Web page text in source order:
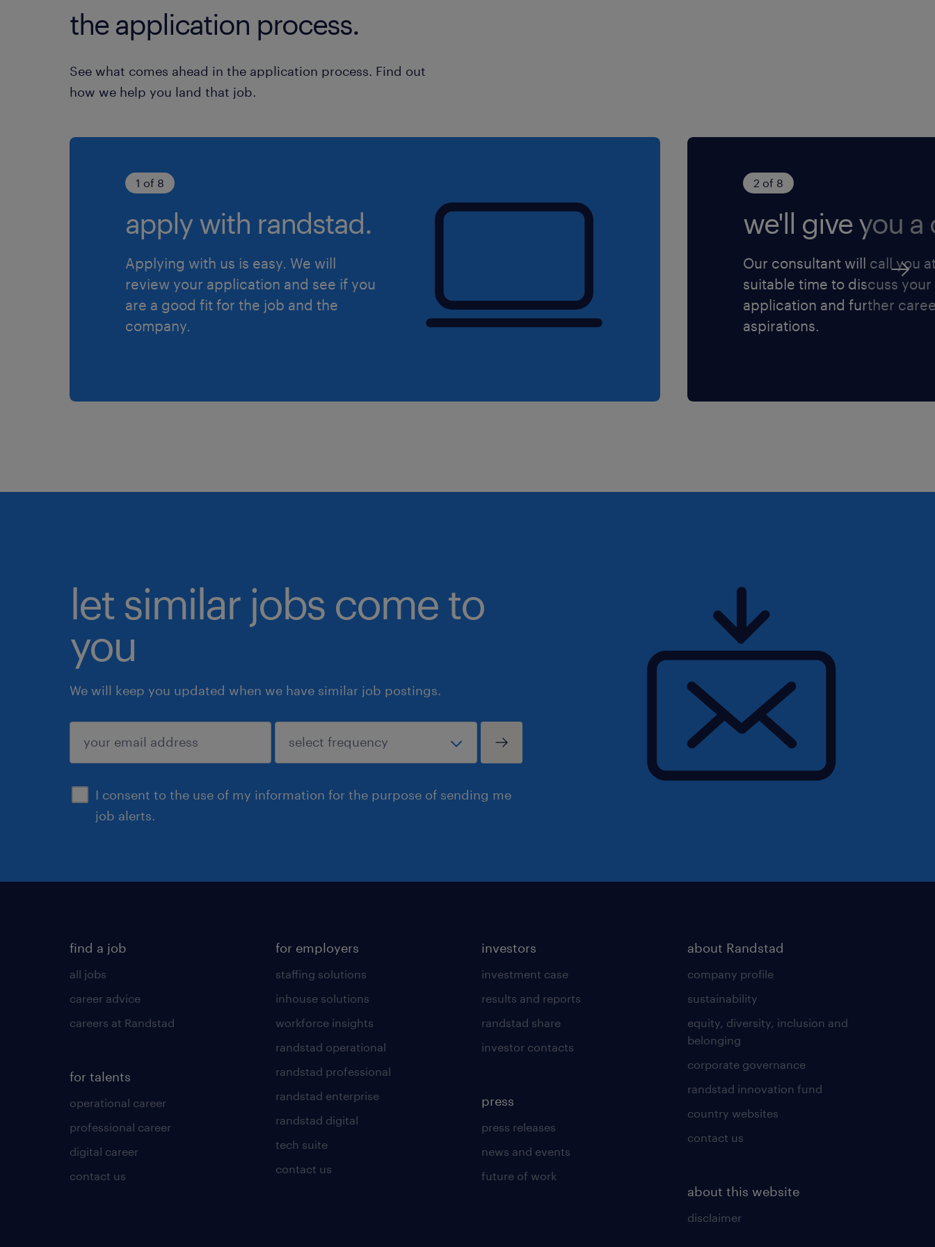
aperta a qualsiasi persona nel rispetto della diversity e
the application process.
See what comes ahead in the application process. Find out
how we help you land that job.
1 of 8
apply with randstad.
Applying with us is easy. We will
review your application and see if you
are a good fit for the job and the
company.
2 of 8
we'll give you a
Our consultant will call you
suitable time to discuss your
application and further
aspirations.
let similar jobs come to
you
We will keep you updated when we have similar job postings.
I consent to the use of my information for the purpose of sending me
job alerts.
submit
find a job
all jobs
career advice
careers at Randstad
for talents
operational career
professional career
digital career
contact us
for employers
staffing solutions
inhouse solutions
workforce insights
randstad operational
randstad professional
randstad enterprise
randstad digital
tech suite
contact us
investors
investment case
results and reports
randstad share
investor contacts
press
press releases
news and events
future of work
about Randstad
company profile
sustainability
equity, diversity, inclusion and
belonging
corporate governance
randstad innovation fund
country websites
contact us
about this website
disclaimer